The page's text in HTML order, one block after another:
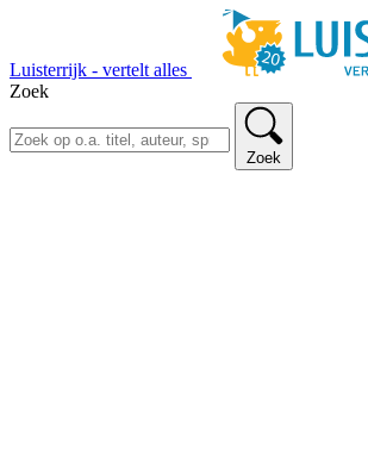
Luisterrijk - vertelt alles
Zoek
Zoek